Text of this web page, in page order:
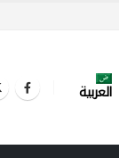
العربية